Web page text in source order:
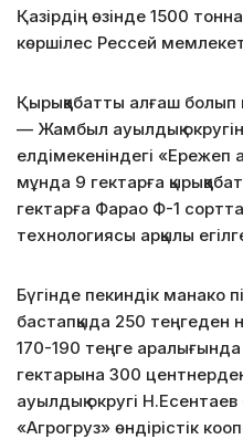
Қазірдің өзінде 1500
көршілес Рессей
Қырыққабатты алғаш болып
— Жамбыл ауылдық
елдімекеніндегі
мұнда 9 гектарға
гектарға Фарао Ф-1
технологиясы арқылы
Бүгінде пекиндік манако
бастапқыда 250 теңгеден
170-190 теңге
гектарына 300
ауылдық округі
«Агрогруз» өндірістік